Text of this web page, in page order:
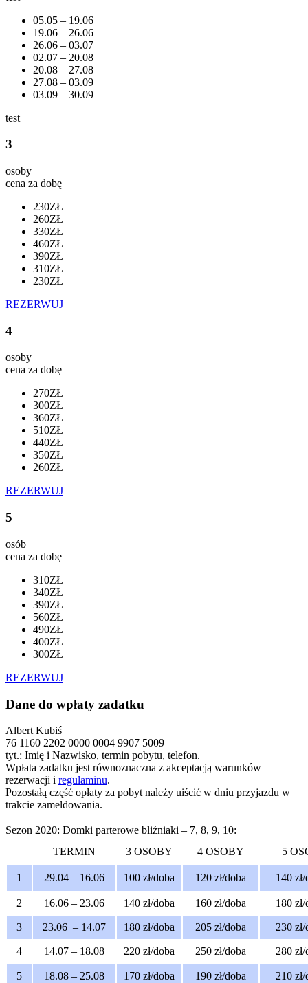
05.05 – 19.06
19.06 – 26.06
26.06 – 03.07
02.07 – 20.08
20.08 – 27.08
27.08 – 03.09
03.09 – 30.09
test
3
osoby
cena za dobę
230ZŁ
260ZŁ
330ZŁ
460ZŁ
390ZŁ
310ZŁ
230ZŁ
REZERWUJ
4
osoby
cena za dobę
270ZŁ
300ZŁ
360ZŁ
510ZŁ
440ZŁ
350ZŁ
260ZŁ
REZERWUJ
5
osób
cena za dobę
310ZŁ
340ZŁ
390ZŁ
560ZŁ
490ZŁ
400ZŁ
300ZŁ
REZERWUJ
Dane do wpłaty zadatku
Albert Kubiś
76 1160 2202 0000 0004 9907 5009
tyt.: Imię i Nazwisko, termin pobytu, telefon.
Wpłata zadatku jest równoznaczna z akceptacją warunków
rezerwacji i regulaminu.
Pozostałą część opłaty za pobyt należy uiścić w dniu przyjazdu w
trakcie zameldowania.
Sezon 2020: Domki parterowe bliźniaki – 7, 8, 9, 10:
TERMIN
3 OSOBY 4 OSOBY 5
1 29.04 – 16.06 100 zł/doba 120 zł/doba 140
2 16.06 – 23.06 140 zł/doba 160 zł/doba 180
3 23.06 – 14.07 180 zł/doba 205 zł/doba 230
4 14.07 – 18.08 220 zł/doba 250 zł/doba 280
5 18.08 – 25.08 170 zł/doba 190 zł/doba 210